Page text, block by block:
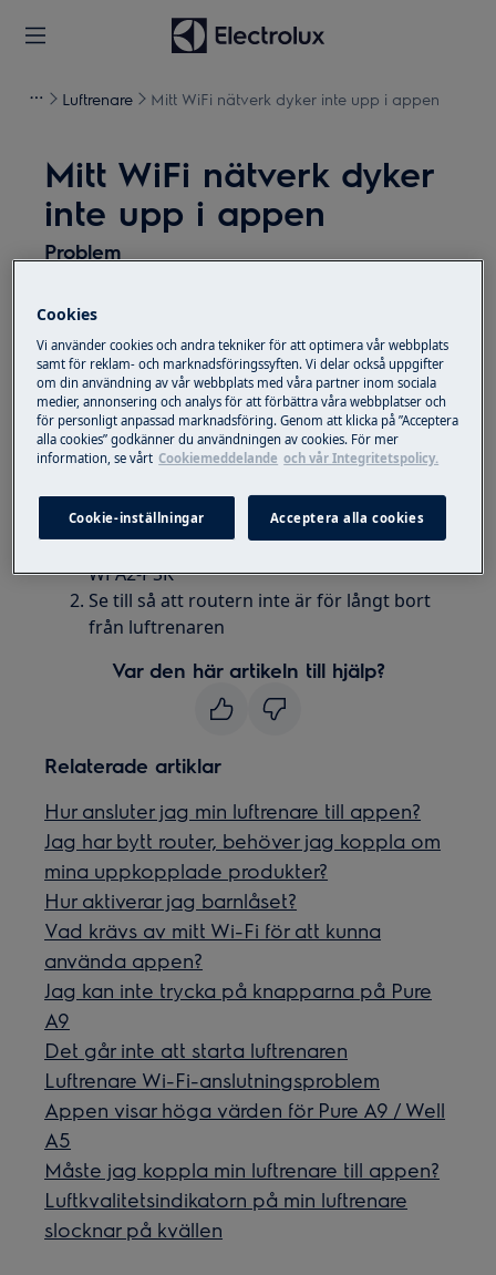
Luftrenare Mitt WiFi nätverk dyker inte upp i appen
Mitt WiFi nätverk dyker
inte upp i appen
Problem
Gäller
PureA9
Lösning
Enheten stöder bara Wi-Fi-routrar som
använder ett 2,4 GHz-band (802.11 B / G /
N) med följande säkerhetsinställningar:
WPA2-PSK
Se till så att routern inte är för långt bort
från luftrenaren
Var den här artikeln till hjälp?
Relaterade artiklar
Hur ansluter jag min luftrenare till appen?
Jag har bytt router, behöver jag koppla om
mina uppkopplade produkter?
Hur aktiverar jag barnlåset?
Vad krävs av mitt Wi-Fi för att kunna
använda appen?
Jag kan inte trycka på knapparna på Pure
A9
Det går inte att starta luftrenaren
Luftrenare Wi-Fi-anslutningsproblem
Appen visar höga värden för Pure A9 / Well
A5
Måste jag koppla min luftrenare till appen?
Luftkvalitetsindikatorn på min luftrenare
slocknar på kvällen
Cookies
Vi använder cookies och andra tekniker för att optimera vår webbplats
samt för reklam- och marknadsföringssyften. Vi delar också uppgifter
om din användning av vår webbplats med våra partner inom sociala
medier, annonsering och analys för att förbättra våra webbplatser och
för personligt anpassad marknadsföring. Genom att klicka på ”Acceptera
alla cookies” godkänner du användningen av cookies. För mer
information, se vårt Cookiemeddelande och vår Integritetspolicy.
Cookie-inställningar Acceptera alla cookies